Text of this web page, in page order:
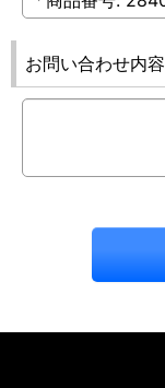
お問い合わせ内容